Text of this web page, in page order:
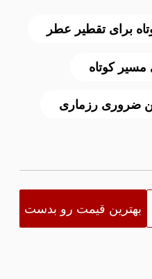
برای تقطیر عطر
کوتاه
ضروری رزماری
بهترین قیمت رو بدست